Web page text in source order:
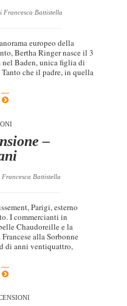
Francesca Battistella
europeo della
Bertha Ringer nasce il 3
nel Baden, unica figlia di
che il padre, in quella
–
Battistella
Parigi, esterno
I commercianti in
Chaudoreille e la
alla Sorbonne
di anni ventiquattro,